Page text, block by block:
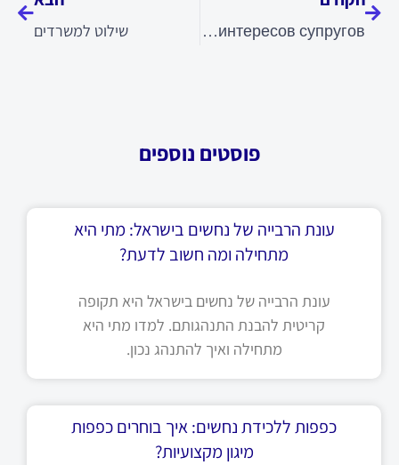
Раздел имущества при разводе в Израиле: юридические нюансы и защита интересов супругов שילוט למשרדים
פוסטים נוספים
עונת הרבייה של נחשים בישראל: מתי היא
מתחילה ומה חשוב לדעת?
עונת הרבייה של נחשים בישראל היא תקופה
קריטית להבנת התנהגותם. למדו מתי היא
מתחילה ואיך להתנהג נכון.
כפפות ללכידת נחשים: איך בוחרים כפפות
מיגון מקצועיות?